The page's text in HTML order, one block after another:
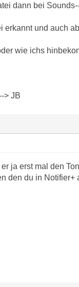
dann bei
erkannt und auch
wie ichs
> JB
ja erst mal den
den du in Notifier+